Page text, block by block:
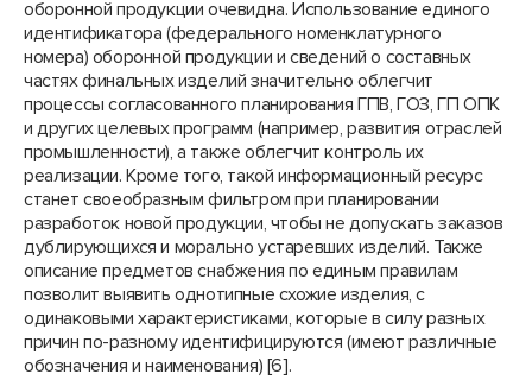
оборонной продукции очевидна. Использование единого
идентификатора (федерального номенклатурного
номера) оборонной продукции и сведений о составных
частях финальных изделий значительно облегчит
процессы согласованного планирования ГПВ, ГОЗ, ГП ОПК
и других целевых программ (например, развития отраслей
промышленности), а также облегчит контроль их
реализации. Кроме того, такой информационный ресурс
станет своеобразным фильтром при планировании
разработок новой продукции, чтобы не допускать заказов
дублирующихся и морально устаревших изделий. Также
описание предметов снабжения по единым правилам
позволит выявить однотипные схожие изделия, с
одинаковыми характеристиками, которые в силу разных
причин по-разному идентифицируются (имеют различные
обозначения и наименования) [6].